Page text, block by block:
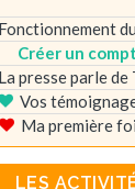
Fonctionnement
Créer un
La presse parle de
Vos
Ma première
LES